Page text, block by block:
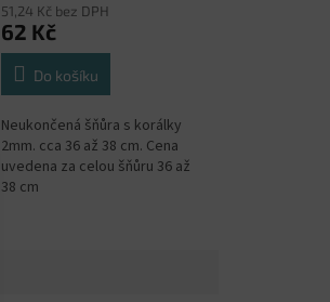
51,24 Kč bez DPH
62 Kč
Do košíku
Neukončená šňůra s korálky
2mm. cca 36 až 38 cm. Cena
uvedena za celou šňůru 36 až
38 cm